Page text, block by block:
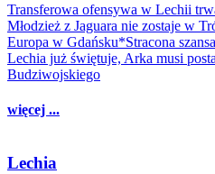
Transferowa ofensywa w Lechii
Młodzież z Jaguara nie zostaje w
Europa w Gdańsku*Stracona
Lechia już świętuje, Arka musi
Budziwojskiego
więcej ...
Lechia